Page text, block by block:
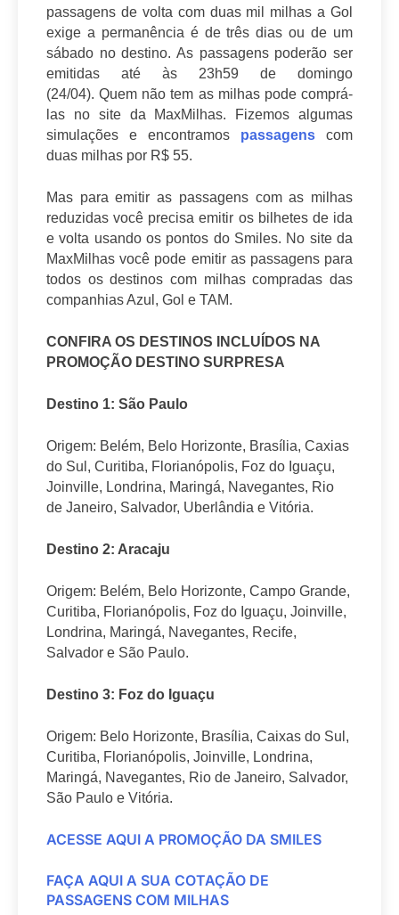
passagens de volta com duas mil milhas a Gol
exige a permanência é de três dias ou de um
sábado no destino. As passagens poderão ser
emitidas até às 23h59 de domingo
(24/04).Quem não tem as milhas pode comprá-
las no site da MaxMilhas. Fizemos algumas
simulações e encontramos passagens com
duas milhas por R$ 55.
Mas para emitir as passagens com as milhas
reduzidas você precisa emitir os bilhetes de ida
e volta usando os pontos do Smiles. No site da
MaxMilhas você pode emitir as passagens para
todos os destinos com milhas compradas das
companhias Azul, Gol e TAM.
CONFIRA OS DESTINOS INCLUÍDOS NA
PROMOÇÃO DESTINO SURPRESA
Destino 1: São Paulo
Origem: Belém, Belo Horizonte, Brasília, Caxias
do Sul, Curitiba, Florianópolis, Foz do Iguaçu,
Joinville, Londrina, Maringá, Navegantes, Rio
de Janeiro, Salvador, Uberlândia e Vitória.
Destino 2: Aracaju
Origem: Belém, Belo Horizonte, Campo Grande,
Curitiba, Florianópolis, Foz do Iguaçu, Joinville,
Londrina, Maringá, Navegantes, Recife,
Salvador e São Paulo.
Destino 3: Foz do Iguaçu
Origem: Belo Horizonte, Brasília, Caixas do Sul,
Curitiba, Florianópolis, Joinville, Londrina,
Maringá, Navegantes, Rio de Janeiro, Salvador,
São Paulo e Vitória.
ACESSE AQUI A PROMOÇÃO DA SMILES
FAÇA AQUI A SUA COTAÇÃO DE
PASSAGENS COM MILHAS